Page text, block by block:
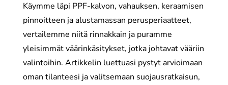
Käymme läpi PPF-kalvon, vahauksen, keraamisen
pinnoitteen ja alustamassan perusperiaatteet,
vertailemme niitä rinnakkain ja puramme
yleisimmät väärinkäsitykset, jotka johtavat vääriin
valintoihin. Artikkelin luettuasi pystyt arvioimaan
oman tilanteesi ja valitsemaan suojausratkaisun,